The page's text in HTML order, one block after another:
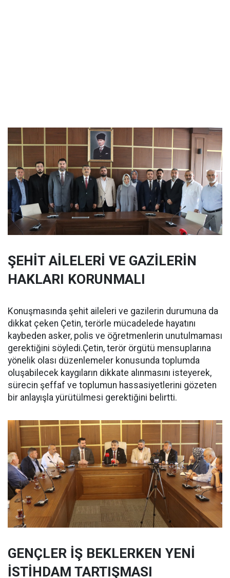
ŞEHİT AİLELERİ VE GAZİLERİN
HAKLARI KORUNMALI
Konuşmasında şehit aileleri ve gazilerin durumuna da
dikkat çeken Çetin, terörle mücadelede hayatını
kaybeden asker, polis ve öğretmenlerin unutulmaması
gerektiğini söyledi.Çetin, terör örgütü mensuplarına
yönelik olası düzenlemeler konusunda toplumda
oluşabilecek kaygıların dikkate alınmasını isteyerek,
sürecin şeffaf ve toplumun hassasiyetlerini gözeten
bir anlayışla yürütülmesi gerektiğini belirtti.
GENÇLER İŞ BEKLERKEN YENİ
İSTİHDAM TARTIŞMASI